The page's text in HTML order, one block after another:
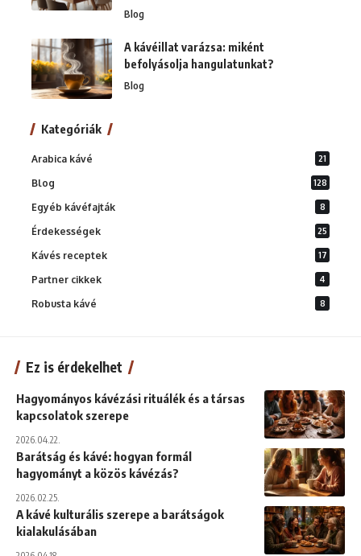
Blog
A kávéillat varázsa: miként
befolyásolja hangulatunkat?
Blog
Kategóriák
Arabica kávé 21
Blog 128
Egyéb kávéfajták 8
Érdekességek 25
Kávés receptek 17
Partner cikkek 4
Robusta kávé 8
Ez is érdekelhet
Hagyományos kávézási rituálék és a társas
kapcsolatok szerepe
2026.04.22.
Barátság és kávé: hogyan formál
hagyományt a közös kávézás?
2026.02.25.
A kávé kulturális szerepe a barátságok
kialakulásában